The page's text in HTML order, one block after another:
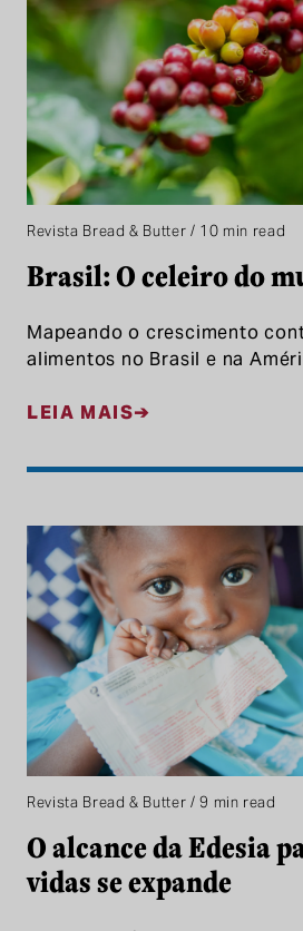
Revista Bread & Butter / 10 min read
Brasil: O celeiro do
Mapeando o crescimento
alimentos no Brasil e na
LEIA MAIS
Revista Bread & Butter / 9 min read
O alcance da Edesia
vidas se expande